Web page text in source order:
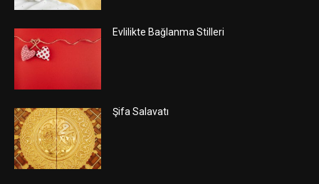
Evlilikte Bağlanma Stilleri
Şifa Salavatı